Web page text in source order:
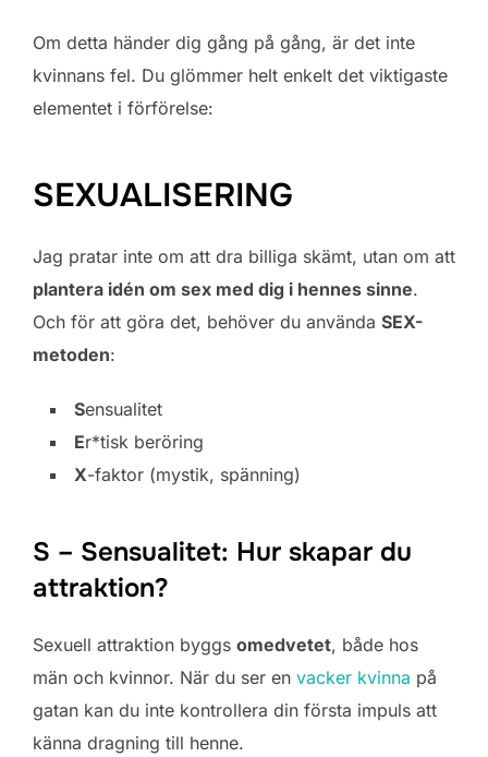
Om detta händer dig gång på gång, är det inte
kvinnans fel. Du glömmer helt enkelt det viktigaste
elementet i förförelse:
SEXUALISERING
Jag pratar inte om att dra billiga skämt, utan om att
plantera idén om sex med dig i hennes sinne.
Och för att göra det, behöver du använda SEX-
metoden:
Sensualitet
Er*tisk beröring
X-faktor (mystik, spänning)
S – Sensualitet: Hur skapar du
attraktion?
Sexuell attraktion byggs omedvetet, både hos
män och kvinnor. När du ser en vacker kvinna på
gatan kan du inte kontrollera din första impuls att
känna dragning till henne.